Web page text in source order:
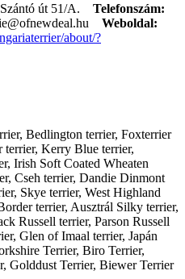
út 51/A. Telefonszám:
Weboldal:
about/?
Bedlington terrier, Foxterrier
terrier, Kerry Blue terrier,
Irish Soft Coated Wheaten
Cseh terrier, Dandie Dinmont
Skye terrier, West Highland
terrier, Ausztrál Silky terrier,
Russell terrier, Parson Russell
Glen of Imaal terrier, Japán
Terrier, Biro Terrier,
Golddust Terrier, Biewer Terrier